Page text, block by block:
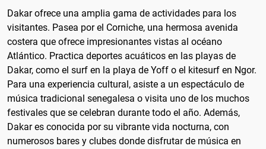
Dakar ofrece una amplia gama de actividades para los
visitantes. Pasea por el Corniche, una hermosa avenida
costera que ofrece impresionantes vistas al océano
Atlántico. Practica deportes acuáticos en las playas de
Dakar, como el surf en la playa de Yoff o el kitesurf en Ngor.
Para una experiencia cultural, asiste a un espectáculo de
música tradicional senegalesa o visita uno de los muchos
festivales que se celebran durante todo el año. Además,
Dakar es conocida por su vibrante vida nocturna, con
numerosos bares y clubes donde disfrutar de música en